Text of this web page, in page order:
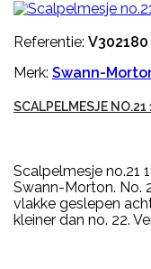
Referentie: V302180
Merk: Swann-
SCALPELMESJE
Scalpelmesje no.21
Swann-Morton. No.
vlakke geslepen
kleiner dan no. 22.